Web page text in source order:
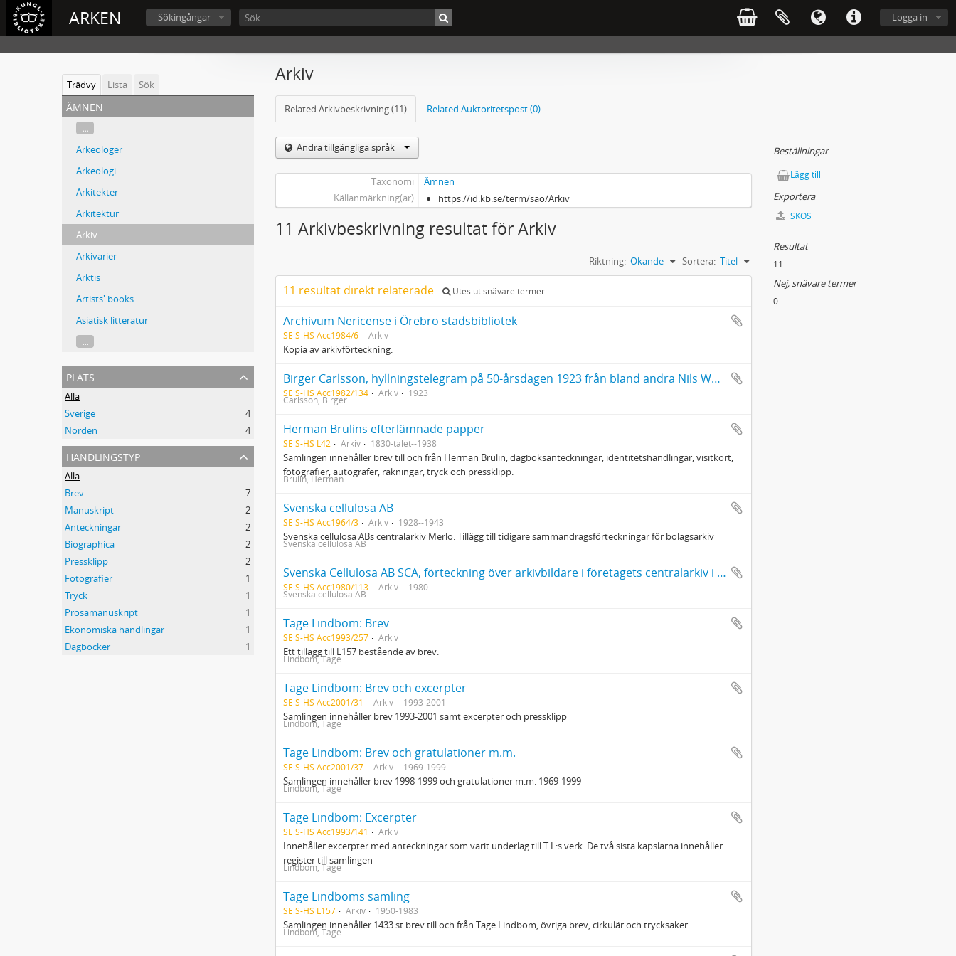
ARKEN Logga in
Sökingångar
Trädvy Lista Sök
ämnen
...
Arkeologer
Arkeologi
Arkitekter
Arkitektur
Arkiv
Arkivarier
Arktis
Artists' books
Asiatisk litteratur
...
plats
Alla
Sverige
4
Norden
4
handlingstyp
Alla
Brev
7
Manuskript
2
Anteckningar
2
Biographica
2
Pressklipp
2
Fotografier
1
Tryck
1
Prosamanuskript
1
Ekonomiska handlingar
1
Dagböcker
1
Arkiv
Related Arkivbeskrivning (11) Related Auktoritetspost (0)
Andra tillgängliga språk
Taxonomi
Ämnen
Källanmärkning(ar)
https://id.kb.se/term/sao/Arkiv
11 Arkivbeskrivning resultat för Arkiv
Sortera: Titel
Riktning: Ökande
11 resultat direkt relaterade Uteslut snävare termer
Archivum Nericense i Örebro stadsbibliotek
SE S-HS Acc1984/6 Arkiv
Kopia av arkivförteckning.
Birger Carlsson, hyllningstelegram på 50-årsdagen 1923 från bland andra Nils Wohlin och Bertil Boethius
SE S-HS Acc1982/134 Arkiv 1923
Carlsson, Birger
Herman Brulins efterlämnade papper
SE S-HS L42 Arkiv 1830-talet--1938
Samlingen innehåller brev till och från Herman Brulin, dagboksanteckningar, identitetshandlingar, visitkort,
fotografier, autografer, räkningar, tryck och pressklipp.
Brulin, Herman
Svenska cellulosa AB
SE S-HS Acc1964/3 Arkiv 1928--1943
Svenska cellulosa ABs centralarkiv Merlo. Tillägg till tidigare sammandragsförteckningar för bolagsarkiv
Svenska cellulosa AB
Svenska Cellulosa AB SCA, förteckning över arkivbildare i företagets centralarkiv i Merlo, Timrå
SE S-HS Acc1980/113 Arkiv 1980
Svenska cellulosa AB
Tage Lindbom: Brev
SE S-HS Acc1993/257 Arkiv
Ett tillägg till L157 bestående av brev.
Lindbom, Tage
Tage Lindbom: Brev och excerpter
SE S-HS Acc2001/31 Arkiv 1993-2001
Samlingen innehåller brev 1993-2001 samt excerpter och pressklipp
Lindbom, Tage
Tage Lindbom: Brev och gratulationer m.m.
SE S-HS Acc2001/37 Arkiv 1969-1999
Samlingen innehåller brev 1998-1999 och gratulationer m.m. 1969-1999
Lindbom, Tage
Tage Lindbom: Excerpter
SE S-HS Acc1993/141 Arkiv
Innehåller excerpter med anteckningar som varit underlag till T.L:s verk. De två sista kapslarna innehåller
register till samlingen
Lindbom, Tage
Tage Lindboms samling
SE S-HS L157 Arkiv 1950-1983
Samlingen innehåller 1433 st brev till och från Tage Lindbom, övriga brev, cirkulär och trycksaker
Lindbom, Tage
Beställningar
Lägg till
Exportera
SKOS
Resultat
11
Nej, snävare termer
0